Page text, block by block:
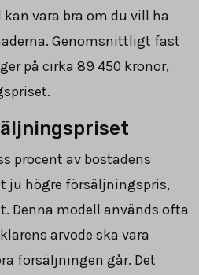
vara bra om du vill ha
Genomsnittligt fast
på cirka 89 450 kronor,
procent av bostadens
ju högre försäljningspris,
Denna modell används ofta
arvode ska vara
försäljningen går. Det